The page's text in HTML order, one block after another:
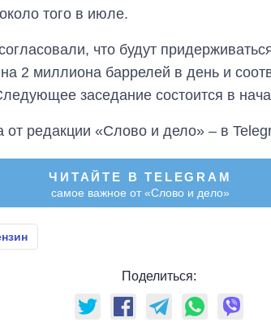
того в июле.
что будут
2 миллиона баррелей в день и
заседание состоится в
от редакции «Слово и дело» – в
ЧИТАЙТЕ В TELEGRAM
самое важное от «Слово и дело»
Поделиться: